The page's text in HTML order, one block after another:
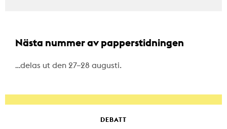
Nästa nummer av papperstidningen
…delas ut den 27–28 augusti.
DEBATT